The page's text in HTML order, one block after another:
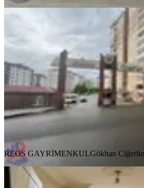
Reos
Sitesinde 200m²
Onikişubat, Tekerek
4+1·220 m²·5. Kat·
31.500 ₺
REOS GAYRİMENKUL
REOS GAYRİMENKULGökhan
YENİ
Reos Tan 2+1